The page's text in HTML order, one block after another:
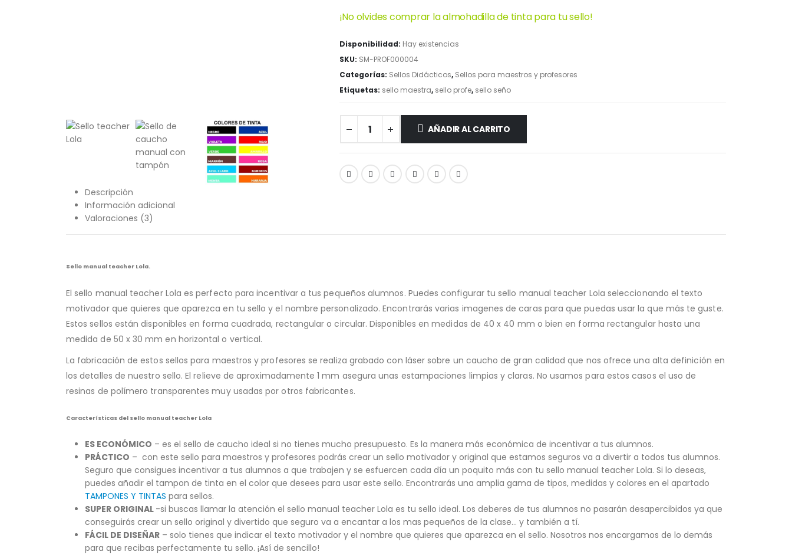
¡No olvides comprar la almohadilla de tinta para tu sello!
Disponibilidad: Hay existencias
SKU: SM-PROF000004
Categorías: Sellos Didácticos, Sellos para maestros y profesores
Etiquetas: sello maestra, sello profe, sello seño
AÑADIR AL CARRITO
Descripción
Información adicional
Valoraciones (3)
Sello manual teacher Lola.
El sello manual teacher Lola es perfecto para incentivar a tus pequeños alumnos. Puedes configurar tu sello manual teacher Lola seleccionando el texto
motivador que quieres que aparezca en tu sello y el nombre personalizado. Encontrarás varias imagenes de caras para que puedas usar la que más te guste.
Estos sellos están disponibles en forma cuadrada, rectangular o circular. Disponibles en medidas de 40 x 40 mm o bien en forma rectangular hasta una
medida de 50 x 30 mm en horizontal o vertical.
La fabricación de estos sellos para maestros y profesores se realiza grabado con láser sobre un caucho de gran calidad que nos ofrece una alta definición en
los detalles de nuestro sello. El relieve de aproximadamente 1 mm asegura unas estampaciones limpias y claras. No usamos para estos casos el uso de
resinas de polímero transparentes muy usadas por otros fabricantes.
Características del sello manual teacher Lola
ES ECONÓMICO – es el sello de caucho ideal si no tienes mucho presupuesto. Es la manera más económica de incentivar a tus alumnos.
PRÁCTICO – con este sello para maestros y profesores podrás crear un sello motivador y original que estamos seguros va a divertir a todos tus alumnos.
Seguro que consigues incentivar a tus alumnos a que trabajen y se esfuercen cada día un poquito más con tu sello manual teacher Lola. Si lo deseas,
puedes añadir el tampon de tinta en el color que desees para usar este sello. Encontrarás una amplia gama de tipos, medidas y colores en el apartado
TAMPONES Y TINTAS para sellos.
SUPER ORIGINAL -si buscas llamar la atención el sello manual teacher Lola es tu sello ideal. Los deberes de tus alumnos no pasarán desapercibidos ya que
conseguirás crear un sello original y divertido que seguro va a encantar a los mas pequeños de la clase… y también a tí.
FÁCIL DE DISEÑAR – solo tienes que indicar el texto motivador y el nombre que quieres que aparezca en el sello. Nosotros nos encargamos de lo demás
para que recibas perfectamente tu sello. ¡Así de sencillo!